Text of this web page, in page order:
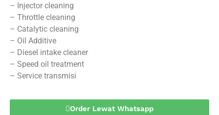
– Injector cleaning
– Throttle cleaning
– Catalytic cleaning
– Oil Additive
– Diesel intake cleaner
– Speed oil treatment
– Service transmisi
Order Lewat Whatsapp